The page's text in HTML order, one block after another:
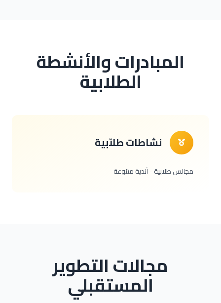
المبادرات والأنشطة
الطلابية
نشاطات طلاّبية
مجالس طلابية - أندية متنوعة
مجالات التطوير
المستقبلي